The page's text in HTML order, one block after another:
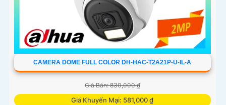
CAMERA DOME FULL COLOR DH-HAC-T2A21P-U-IL-A
Giá Bán: 830,000 ₫
Giá Khuyến Mại: 581,000 ₫